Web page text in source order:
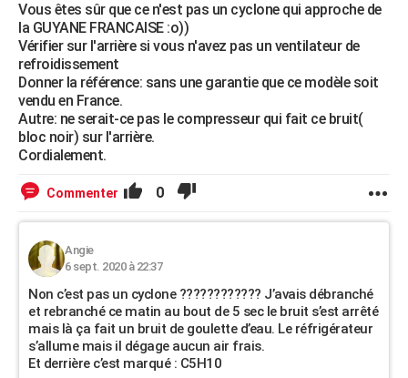
FORUM
Bricolage
Lifestyle
Culture
Sport
Auto
Television
Voyage
Cinema
Vous êtes sûr que ce n'est pas un cyclone qui approche de
la GUYANE FRANCAISE :o))
Vérifier sur l'arrière si vous n'avez pas un ventilateur de
refroidissement
Donner la référence: sans une garantie que ce modèle soit
vendu en France.
Autre: ne serait-ce pas le compresseur qui fait ce bruit(
bloc noir) sur l'arrière.
Cordialement.
Commenter 0
Angie
6 sept. 2020 à 22:37
Non c’est pas un cyclone ???????????? J’avais débranché
et rebranché ce matin au bout de 5 sec le bruit s’est arrêté
mais là ça fait un bruit de goulette d’eau. Le réfrigérateur
s’allume mais il dégage aucun air frais.
Et derrière c’est marqué : C5H10